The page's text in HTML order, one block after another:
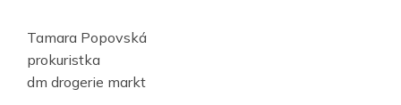
Tamara Popovská
prokuristka
dm drogerie markt